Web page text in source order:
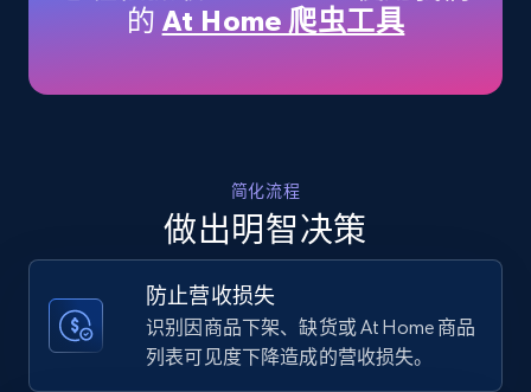
35.3K+ 5.7K+ 立即开始
Amazon products - find products by using
upc numbers
price, Currency, Availability, Reviews count, and
more.
的 At Home 爬虫工具
简化流程
做出明智决策
防止营收损失
识别因商品下架、缺货或 At Home 商品
列表可见度下降造成的营收损失。